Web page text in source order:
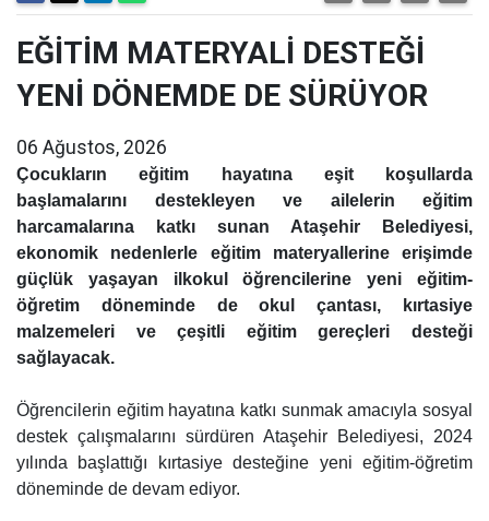
EĞİTİM MATERYALİ DESTEĞİ
YENİ DÖNEMDE DE SÜRÜYOR
06 Ağustos, 2026
Çocukların eğitim hayatına eşit koşullarda
başlamalarını destekleyen ve ailelerin eğitim
harcamalarına katkı sunan Ataşehir Belediyesi,
ekonomik nedenlerle eğitim materyallerine erişimde
güçlük yaşayan ilkokul öğrencilerine yeni eğitim-
öğretim döneminde de okul çantası, kırtasiye
malzemeleri ve çeşitli eğitim gereçleri desteği
sağlayacak.
Öğrencilerin eğitim hayatına katkı sunmak amacıyla sosyal
destek çalışmalarını sürdüren Ataşehir Belediyesi, 2024
yılında başlattığı kırtasiye desteğine yeni eğitim-öğretim
döneminde de devam ediyor.